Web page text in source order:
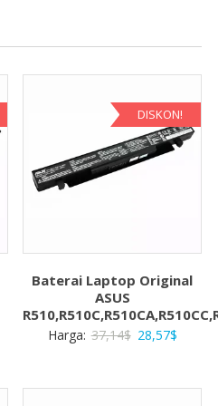
DISKON!
Baterai Laptop Original
ASUS
Harga: 37,14$ Harga
28,57$Harga